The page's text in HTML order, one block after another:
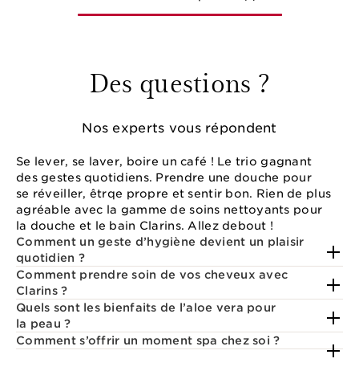
Des questions ?
Nos experts vous répondent
Se lever, se laver, boire un café ! Le trio gagnant
des gestes quotidiens. Prendre une douche pour
se réveiller, êtrqe propre et sentir bon. Rien de plus
agréable avec la gamme de soins nettoyants pour
la douche et le bain Clarins. Allez debout !
Comment un geste d’hygiène devient un plaisir
quotidien ?
Comment prendre soin de vos cheveux avec
Clarins ?
Quels sont les bienfaits de l’aloe vera pour
la peau ?
Comment s’offrir un moment spa chez soi ?